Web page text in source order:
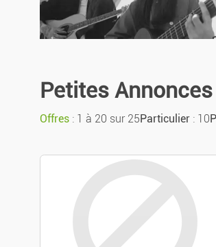
Petites Annonces
Offres: 1 à 20 sur 25Particulier: 10